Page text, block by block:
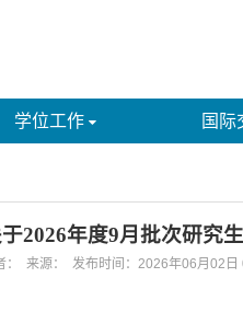
学位工作 国际
2026年度9月批次研究
： 来源： 发布时间：2026年06月02日